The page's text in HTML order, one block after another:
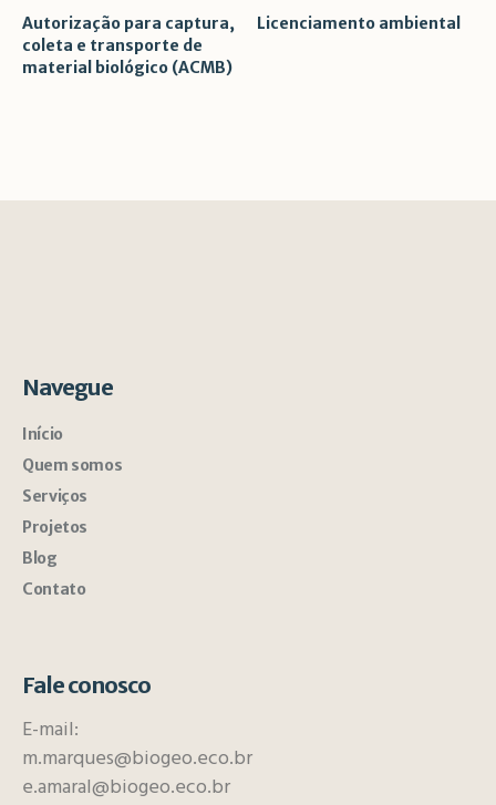
Autorização para captura,
coleta e transporte de
material biológico (ACMB)
Licenciamento ambiental
Navegue
Início
Quem somos
Serviços
Projetos
Blog
Contato
Fale conosco
E-mail:
m.marques@biogeo.eco.br
e.amaral@biogeo.eco.br